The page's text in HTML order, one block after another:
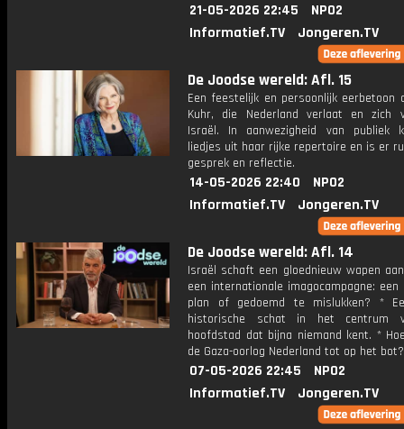
21-05-2026 22:45
NPO2
Informatief.TV
Jongeren.TV
De Joodse wereld: Afl. 15
Een feestelijk en persoonlijk eerbetoon
Kuhr, die Nederland verlaat en zich
Israël. In aanwezigheid van publiek
liedjes uit haar rijke repertoire en is er
gesprek en reflectie.
14-05-2026 22:40
NPO2
Informatief.TV
Jongeren.TV
De Joodse wereld: Afl. 14
Israël schaft een gloednieuw wapen
een internationale imagocampagne: een
plan of gedoemd te mislukken? *
historische schat in het centrum
hoofdstad dat bijna niemand kent. *
de Gaza-oorlog Nederland tot op het bot?
07-05-2026 22:45
NPO2
Informatief.TV
Jongeren.TV